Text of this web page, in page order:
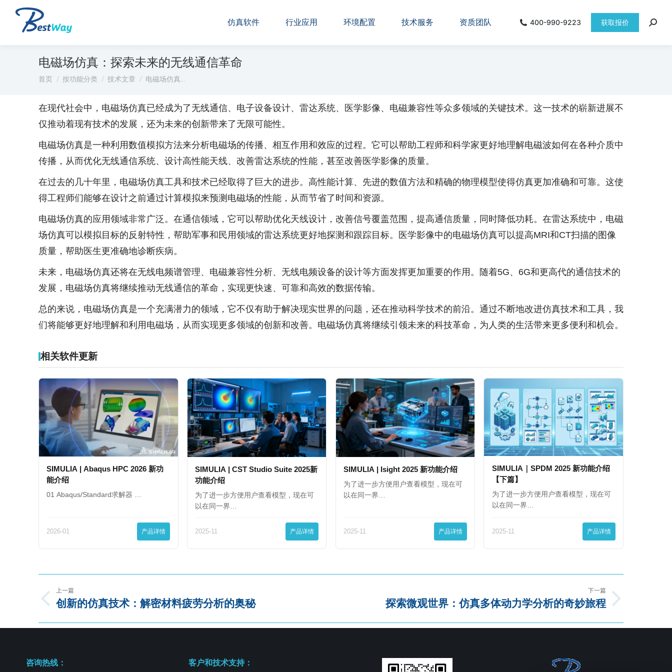
仿真软件 行业应用 环境配置 技术服务 资质团队 400-990-9223 获取报价
电磁场仿真：探索未来的无线通信革命
您在这里：
首页 按功能分类 技术文章 电磁场仿真…
在现代社会中，电磁场仿真已经成为了无线通信、电子设备设计、雷达系统、医学影像、电磁兼容性等众多领域的关键技术。这一技术的崭新进展不
仅推动着现有技术的发展，还为未来的创新带来了无限可能性。
电磁场仿真是一种利用数值模拟方法来分析电磁场的传播、相互作用和效应的过程。它可以帮助工程师和科学家更好地理解电磁波如何在各种介质中
传播，从而优化无线通信系统、设计高性能天线、改善雷达系统的性能，甚至改善医学影像的质量。
在过去的几十年里，电磁场仿真工具和技术已经取得了巨大的进步。高性能计算、先进的数值方法和精确的物理模型使得仿真更加准确和可靠。这使
得工程师们能够在设计之前通过计算模拟来预测电磁场的性能，从而节省了时间和资源。
电磁场仿真的应用领域非常广泛。在通信领域，它可以帮助优化天线设计，改善信号覆盖范围，提高通信质量，同时降低功耗。在雷达系统中，电磁
场仿真可以模拟目标的反射特性，帮助军事和民用领域的雷达系统更好地探测和跟踪目标。医学影像中的电磁场仿真可以提高MRI和CT扫描的图像
质量，帮助医生更准确地诊断疾病。
未来，电磁场仿真还将在无线电频谱管理、电磁兼容性分析、无线电频设备的设计等方面发挥更加重要的作用。随着5G、6G和更高代的通信技术的
发展，电磁场仿真将继续推动无线通信的革命，实现更快速、可靠和高效的数据传输。
总的来说，电磁场仿真是一个充满潜力的领域，它不仅有助于解决现实世界的问题，还在推动科学技术的前沿。通过不断地改进仿真技术和工具，我
们将能够更好地理解和利用电磁场，从而实现更多领域的创新和改善。电磁场仿真将继续引领未来的科技革命，为人类的生活带来更多便利和机会。
相关软件更新
SIMULIA | Abaqus HPC 2026 新功
能介绍
01 Abaqus/Standard求解器 …
2026-01 产品详情
SIMULIA | CST Studio Suite 2025新
功能介绍
为了进一步方便用户查看模型，现在可
以在同一界…
2025-11 产品详情
SIMULIA | Isight 2025 新功能介绍
为了进一步方便用户查看模型，现在可
以在同一界…
2025-11 产品详情
SIMULIA｜SPDM 2025 新功能介绍
【下篇】
为了进一步方便用户查看模型，现在可
以在同一界…
2025-11 产品详情
上一篇
创新的仿真技术：解密材料疲劳分析的奥秘
下一篇
探索微观世界：仿真多体动力学分析的奇妙旅程
咨询热线： 客户和技术支持：